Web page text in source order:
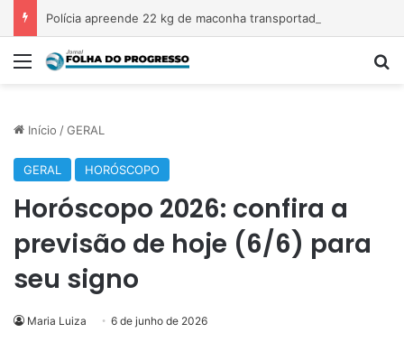
Menu
Início /GERAL
GERAL HORÓSCOPO
Horóscopo 2026: confira a
previsão de hoje (6/6) para
seu signo
Maria Luiza 6 de junho de 2026